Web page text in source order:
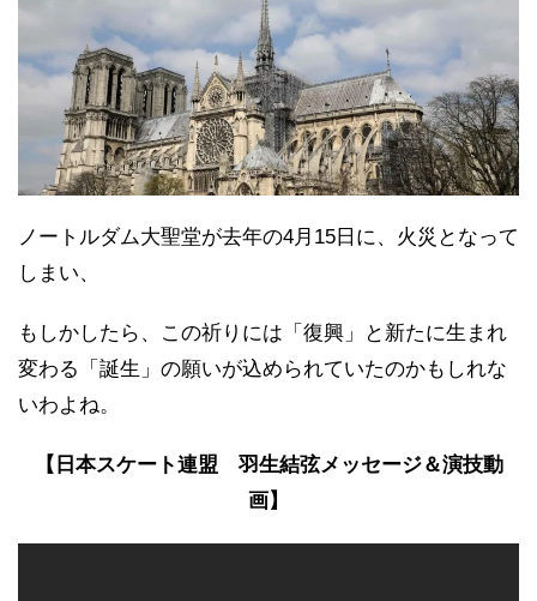
ノートルダム大聖堂が去年の4月15日に、火災となって
しまい、
もしかしたら、この祈りには「復興」と新たに生まれ
変わる「誕生」の願いが込められていたのかもしれな
いわよね。
【日本スケート連盟 羽生結弦メッセージ＆演技動
画】